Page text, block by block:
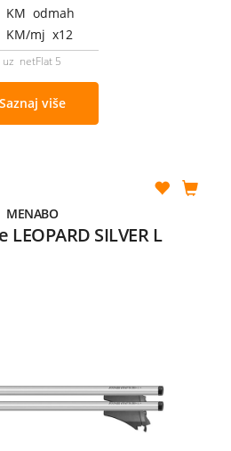
KM odmah
KM/mj x12
uz netFlat 5
Saznaj više
MENABO
SILVER L